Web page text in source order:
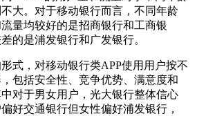
大。对于移动银行而言，不同年龄
量均较好的是招商银行和工商银
的是浦发银行和广发银行。
，对移动银行类APP使用用户按不
包括安全性、竞争优势、满意度和
对于男女用户，光大银行整体信心
好交通银行但女性偏好浦发银行，